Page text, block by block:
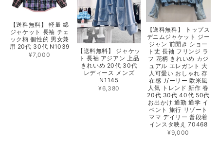
【送料無料】 軽量 綿
ジャケット 長袖 チェ
ック柄 個性的 男女兼
用 20代 30代 N1039
¥7,000
【送料無料】 ジャケッ
ト 長袖 アジアン 上品
きれいめ 20代 30代
レディース メンズ
N1145
¥6,380
【送料無料】 トップス
デニムジャケット ジー
ジャン 前開き ショー
ト丈 長袖 フリンジ ラ
フ 花柄 きれいめ カジ
ュアル エレガント 大
人可愛い おしゃれ 存
在感 ガーリー 欧米風
人気 トレンド 新作 春
20代 30代 40代 50代
お出かけ 通勤 通学 イ
ベント 旅行 リゾート
ママ デイリー 普段着
インスタ映え 70468
¥9,000